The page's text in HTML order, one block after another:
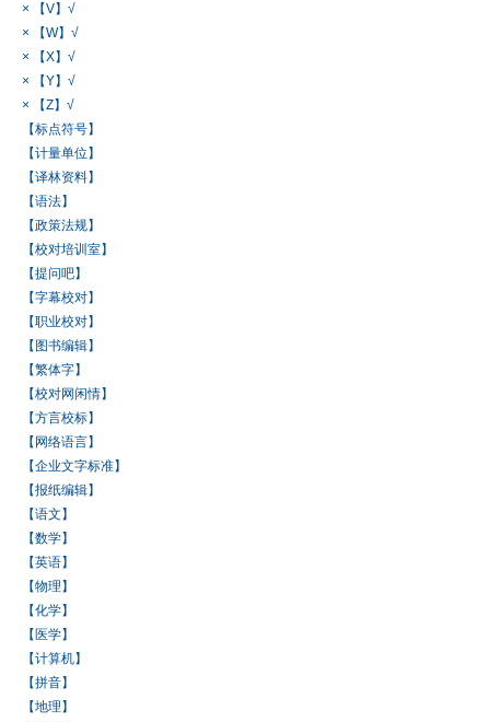
× 【V】√
× 【W】√
× 【X】√
× 【Y】√
× 【Z】√
【标点符号】
【计量单位】
【译林资料】
【语法】
【政策法规】
【校对培训室】
【提问吧】
【字幕校对】
【职业校对】
【图书编辑】
【繁体字】
【校对网闲情】
【方言校标】
【网络语言】
【企业文字标准】
【报纸编辑】
【语文】
【数学】
【英语】
【物理】
【化学】
【医学】
【计算机】
【拼音】
【地理】